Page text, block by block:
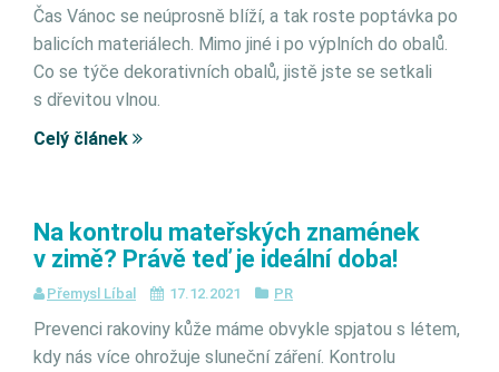
Čas Vánoc se neúprosně blíží, a tak roste poptávka po
balicích materiálech. Mimo jiné i po výplních do obalů.
Co se týče dekorativních obalů, jistě jste se setkali
s dřevitou vlnou.
Celý článek
Na kontrolu mateřských znamének
v zimě? Právě teď je ideální doba!
Přemysl Líbal 17.12.2021 PR
Prevenci rakoviny kůže máme obvykle spjatou s létem,
kdy nás více ohrožuje sluneční záření. Kontrolu